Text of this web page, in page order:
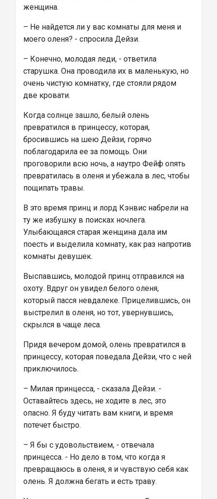
женщина.
– Не найдется ли у вас комнаты для меня и
моего оленя? - спросила Дейзи.
– Конечно, молодая леди, - ответила
старушка. Она проводила их в маленькую, но
очень чистую комнатку, где стояли рядом
две кровати.
Когда солнце зашло, белый олень
превратился в принцессу, которая,
бросившись на шею Дейзи, горячо
поблагодарила ее за помощь. Они
проговорили всю ночь, а наутро Фейф опять
превратилась в оленя и убежала в лес, чтобы
пощипать травы.
В это время принц и лорд Кэнвис набрели на
ту же избушку в поисках ночлега.
Улыбающаяся старая женщина дала им
поесть и выделила комнату, как раз напротив
комнаты девушек.
Выспавшись, молодой принц отправился на
охоту. Вдруг он увидел белого оленя,
который пасся невдалеке. Прицелившись, он
выстрелил в оленя, но тот, увернувшись,
скрылся в чаще леса.
Придя вечером домой, олень превратился в
принцессу, которая поведала Дейзи, что с ней
приключилось.
– Милая принцесса, - сказала Дейзи. -
Оставайтесь здесь, не ходите в лес, это
опасно. Я буду читать вам книги, и время
потечет быстро.
– Я бы с удовольствием, - отвечала
принцесса. - Но дело в том, что когда я
превращаюсь в оленя, я и чувствую себя как
олень. Я должна бегать и есть траву.